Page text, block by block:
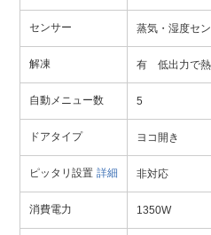
センサー 蒸気・湿度セ
解凍 有 低出力で熱
自動メニュー数 5
ドアタイプ ヨコ開き
ピッタリ設置 詳細 非対応
消費電力 1350W